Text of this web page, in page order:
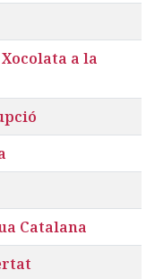
a la
Catalana